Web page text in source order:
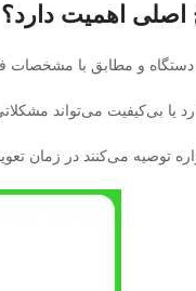
اصلی اهمیت دارد؟
و مطابق با مشخصات
یا بی‌کیفیت می‌تواند
توصیه می‌کنند در زمان